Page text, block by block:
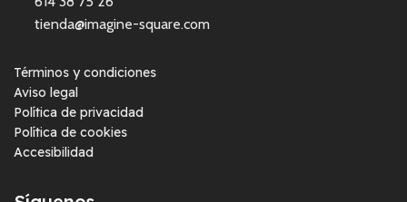
tienda@imagine-square.com
Términos y condiciones
Aviso legal
Política de privacidad
Política de cookies
Accesibilidad